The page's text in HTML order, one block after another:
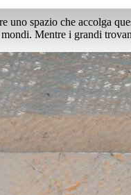
spazio che accolga
Mentre i grandi